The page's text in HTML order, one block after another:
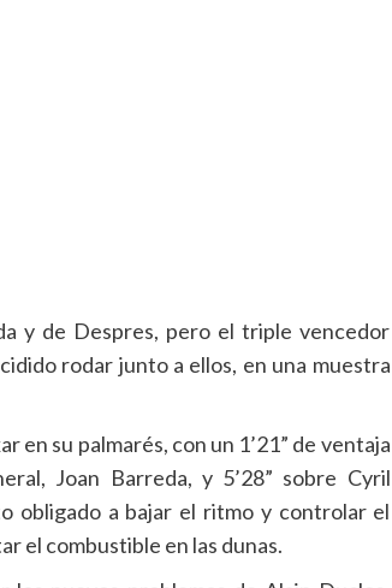
y de Despres, pero el triple vencedor
rodar junto a ellos, en una muestra
en su palmarés, con un 1’21” de ventaja
Joan Barreda, y 5’28” sobre Cyril
obligado a bajar el ritmo y controlar el
el combustible en las dunas.